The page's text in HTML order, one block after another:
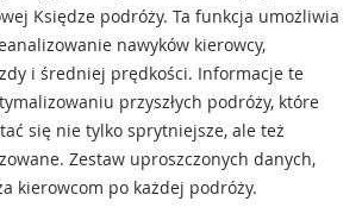
Księdze podróży. Ta funkcja umożliwia
nawyków kierowcy,
i średniej prędkości. Informacje te
przyszłych podróży, które
się nie tylko sprytniejsze, ale też
Zestaw uproszczonych danych,
kierowcom po każdej podróży.